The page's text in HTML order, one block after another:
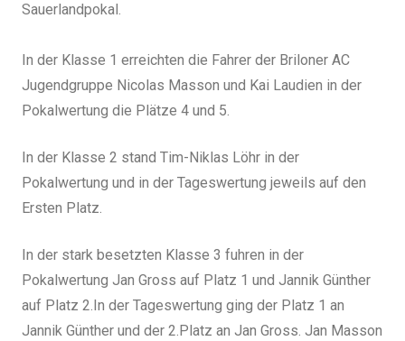
Sauerlandpokal.
In der Klasse 1 erreichten die Fahrer der Briloner AC
Jugendgruppe Nicolas Masson und Kai Laudien in der
Pokalwertung die Plätze 4 und 5.
In der Klasse 2 stand Tim-Niklas Löhr in der
Pokalwertung und in der Tageswertung jeweils auf den
Ersten Platz.
In der stark besetzten Klasse 3 fuhren in der
Pokalwertung Jan Gross auf Platz 1 und Jannik Günther
auf Platz 2.In der Tageswertung ging der Platz 1 an
Jannik Günther und der 2.Platz an Jan Gross. Jan Masson